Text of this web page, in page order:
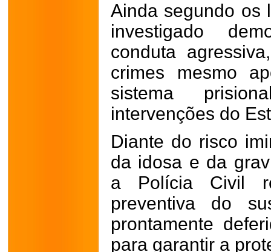
Ainda segundo os
investigado
conduta
crimes mesmo
sistema
intervenções do
Diante do risco
da idosa e da
a Polícia Civil
preventiva do
prontamente
para garantir a